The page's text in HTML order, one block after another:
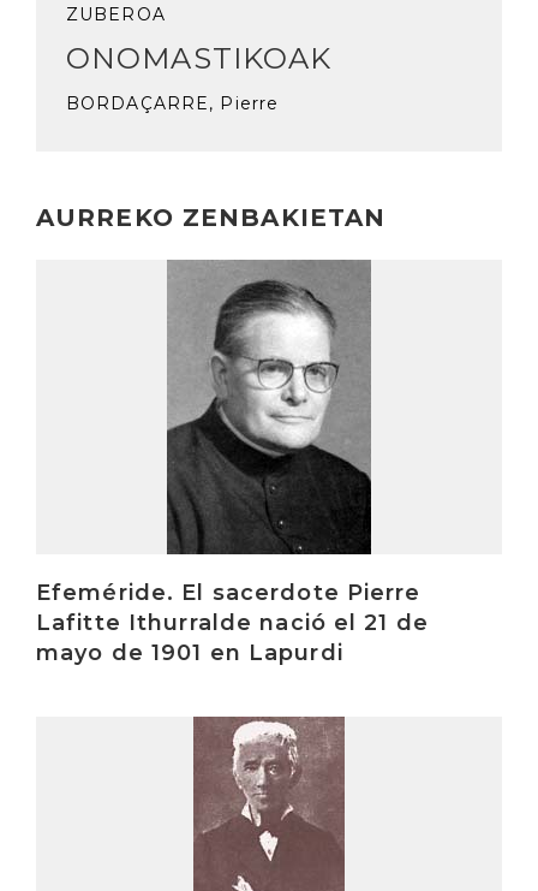
ZUBEROA
ONOMASTIKOAK
BORDAÇARRE, Pierre
AURREKO ZENBAKIETAN
Efeméride. El sacerdote Pierre
Lafitte Ithurralde nació el 21 de
mayo de 1901 en Lapurdi